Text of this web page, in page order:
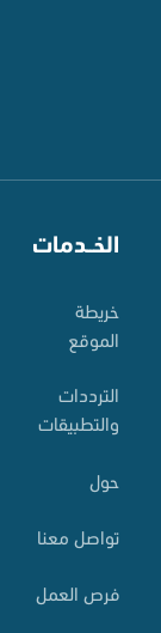
الخــدمات
خريطة
الموقع
الترددات
والتطبيقات
حول
تواصل معنا
فرص العمل